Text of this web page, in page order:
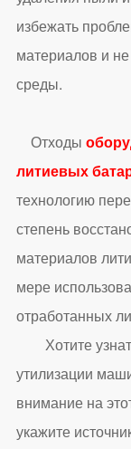
избежать
материалов и
среды.
Отходы
литиевых
технологию
степень
материалов
мере
отработанных
Хотите
утилизации
внимание на
укажите